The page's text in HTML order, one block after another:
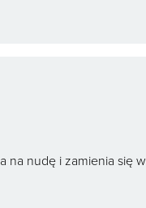
na nudę i zamienia się w